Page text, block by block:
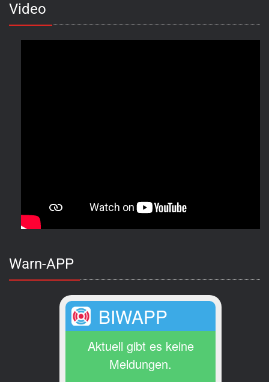
Video
Warn-APP
BIWAPP
Aktuell gibt es keine
Meldungen.